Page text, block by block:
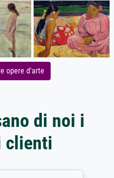
opere d'arte
di noi i
clienti